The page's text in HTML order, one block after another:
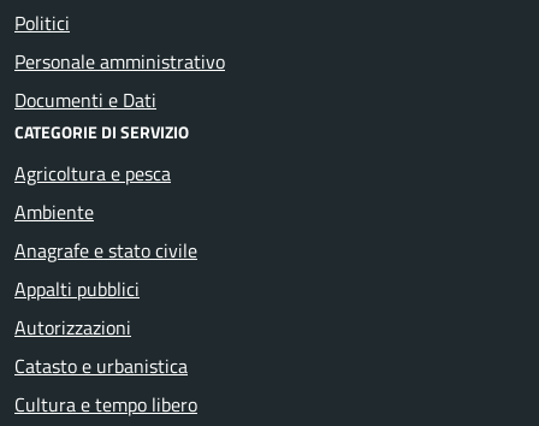
Politici
Personale amministrativo
Documenti e Dati
CATEGORIE DI SERVIZIO
Agricoltura e pesca
Ambiente
Anagrafe e stato civile
Appalti pubblici
Autorizzazioni
Catasto e urbanistica
Cultura e tempo libero